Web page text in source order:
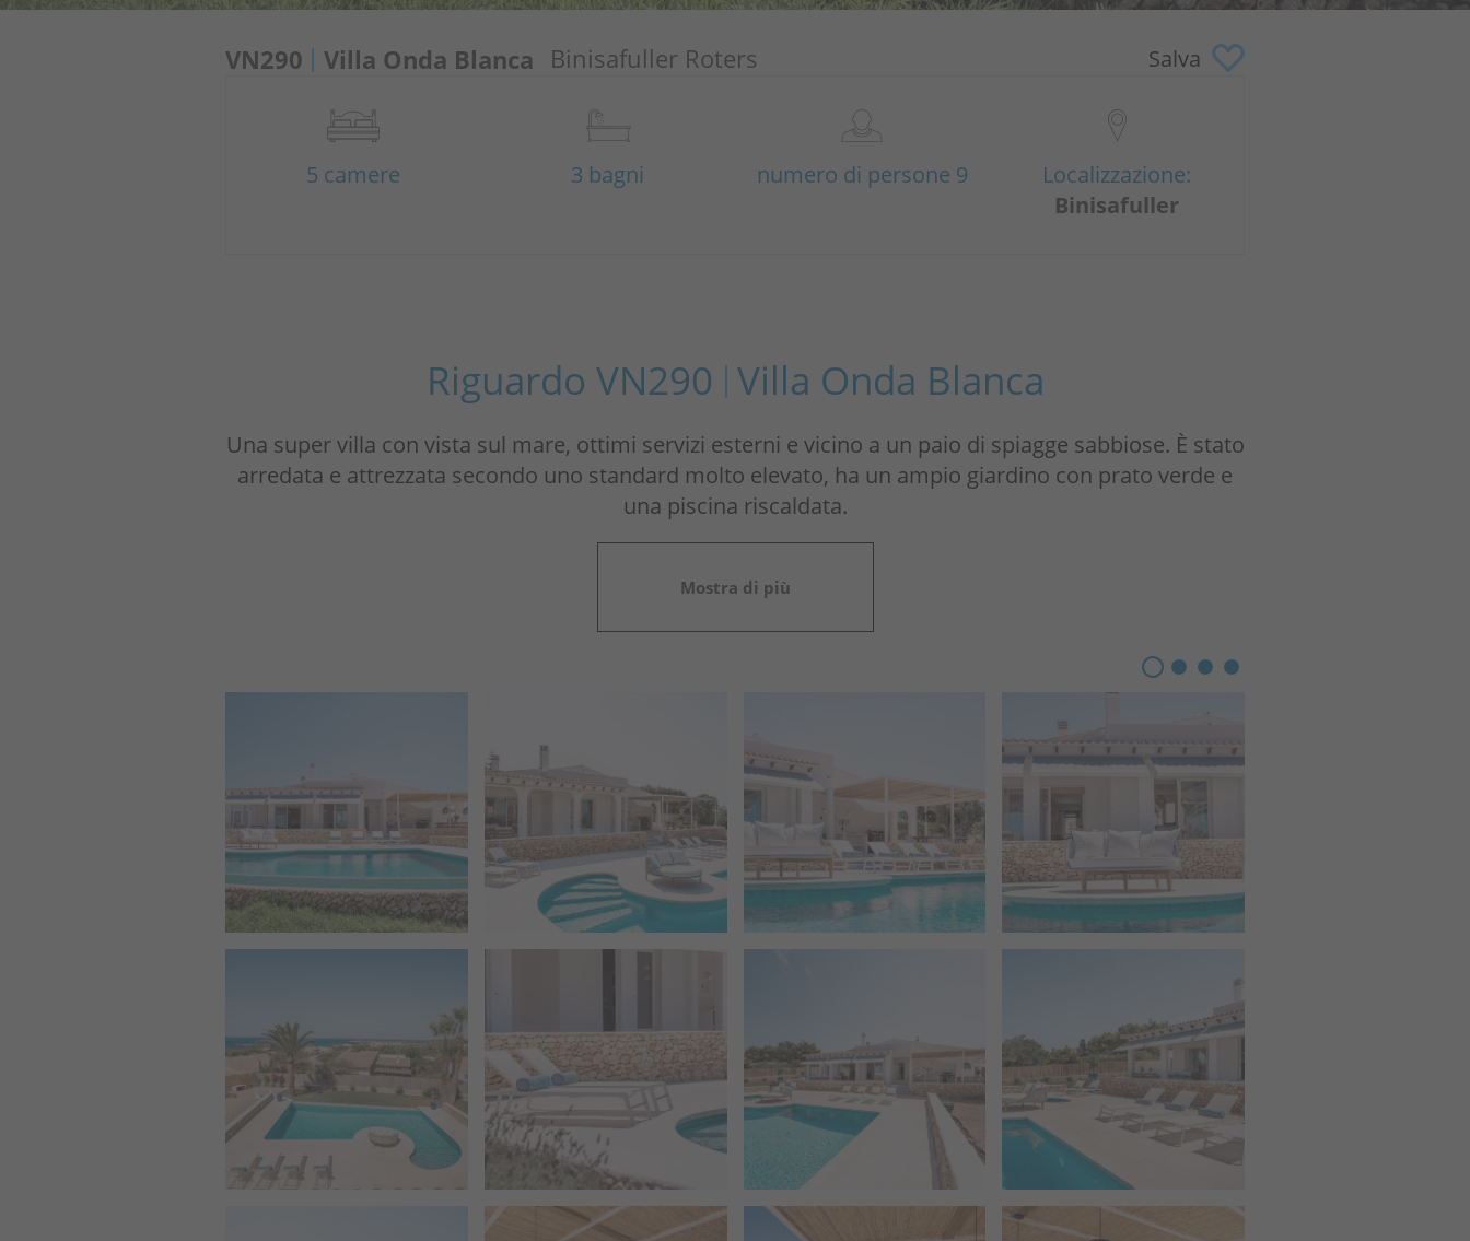
Binisafuller Roters
VN290 Villa Onda Blanca Salva
5 camere 3 bagni numero di persone 9 Localizzazione:
Binisafuller
Riguardo VN290 Villa Onda Blanca
Una super villa con vista sul mare, ottimi servizi esterni e vicino a un paio di spiagge sabbiose. È stato
arredata e attrezzata secondo uno standard molto elevato, ha un ampio giardino con prato verde e
una piscina riscaldata.
Mostra di più